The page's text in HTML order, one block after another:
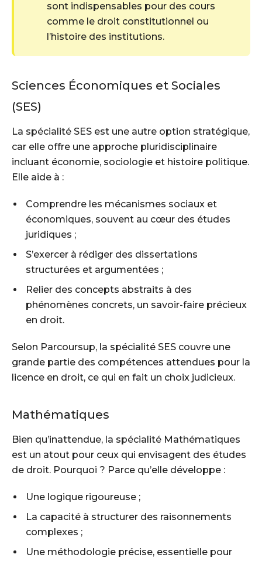
sont indispensables pour des cours
comme le droit constitutionnel ou
l’histoire des institutions.
Sciences Économiques et Sociales
(SES)
La spécialité SES est une autre option stratégique,
car elle offre une approche pluridisciplinaire
incluant économie, sociologie et histoire politique.
Elle aide à :
Comprendre les mécanismes sociaux et
économiques, souvent au cœur des études
juridiques ;
S’exercer à rédiger des dissertations
structurées et argumentées ;
Relier des concepts abstraits à des
phénomènes concrets, un savoir-faire précieux
en droit.
Selon Parcoursup, la spécialité SES couvre une
grande partie des compétences attendues pour la
licence en droit, ce qui en fait un choix judicieux.
Mathématiques
Bien qu’inattendue, la spécialité Mathématiques
est un atout pour ceux qui envisagent des études
de droit. Pourquoi ? Parce qu’elle développe :
Une logique rigoureuse ;
La capacité à structurer des raisonnements
complexes ;
Une méthodologie précise, essentielle pour